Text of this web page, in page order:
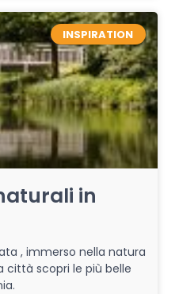
INSPIRATION
in
, immerso nella natura
città scopri le più belle